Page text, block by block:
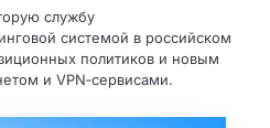
службу
системой в российском
политиков и новым
и VPN‑сервисами.